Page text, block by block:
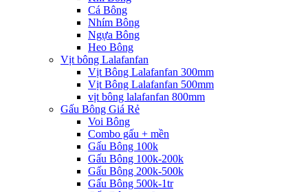
Cá Bông
Nhím Bông
Ngựa Bông
Heo Bông
Vịt bông Lalafanfan
Vịt Bông Lalafanfan 300mm
Vịt Bông Lalafanfan 500mm
vịt bông lalafanfan 800mm
Gấu Bông Giá Rẻ
Voi Bông
Combo gấu + mền
Gấu Bông 100k
Gấu Bông 100k-200k
Gấu Bông 200k-500k
Gấu Bông 500k-1tr